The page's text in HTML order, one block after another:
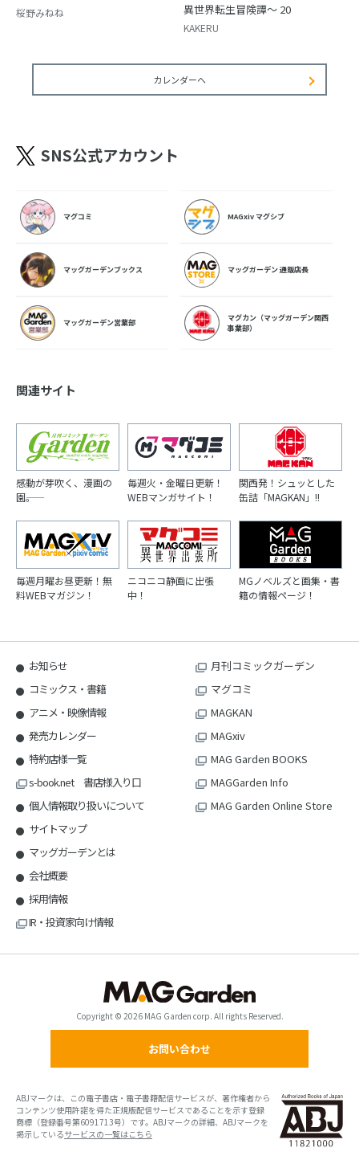
桜野みねね
異世界転生冒険譚～ 20
KAKERU
カレンダーへ
SNS公式アカウント
マグコミ MAGxiv マグシブ
マッグガーデンブックス マッグガーデン 通販店長
マッグガーデン営業部
マグカン（マッグガーデン関西
事業部）
関連サイト
感動が芽吹く、漫画の
園――。
毎週火・金曜日更新！
WEBマンガサイト！
関西発！シュッとした
缶詰「MAGKAN」!!
毎週月曜お昼更新！無
料WEBマガジン！
ニコニコ静画に出張
中！
MGノベルズと画集・書
籍の情報ページ！
お知らせ
コミックス・書籍
アニメ・映像情報
発売カレンダー
特約店様一覧
s-book.net 書店様入り口
個人情報取り扱いについて
サイトマップ
マッグガーデンとは
会社概要
採用情報
IR・投資家向け情報
月刊コミックガーデン
マグコミ
MAGKAN
MAGxiv
MAG Garden BOOKS
MAGGarden Info
MAG Garden Online Store
Copyright © 2026 MAG Garden corp. All rights Reserved.
お問い合わせ
ABJマークは、この電子書店・電子書籍配信サービスが、著作権者から
コンテンツ使用許諾を得た正規版配信サービスであることを示す登録
商標（登録番号第6091713号）です。ABJマークの詳細、ABJマークを
掲示しているサービスの一覧はこちら